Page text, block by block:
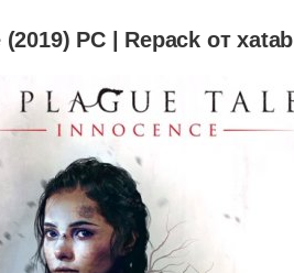
PC | Repack от xatab